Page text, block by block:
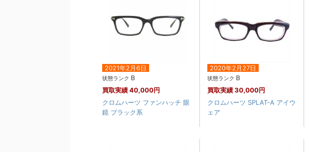
2021年2月6日
状態ランク B
買取実績40,000円
クロムハーツ ファンハッチ 眼
鏡 ブラック系
2020年2月27日
状態ランク B
買取実績30,000円
クロムハーツ SPLAT-A アイウ
ェア